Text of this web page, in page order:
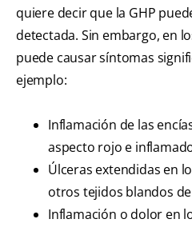
quiere decir que la GHP
detectada. Sin embargo, en
puede causar síntomas
ejemplo:
Inflamación de las
aspecto rojo e
Úlceras extendidas en
otros tejidos blandos
Inflamación o dolor en